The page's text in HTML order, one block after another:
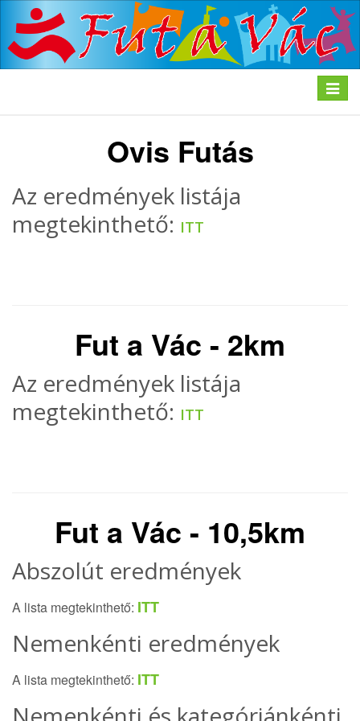
Toggle
Ovis Futás
Az eredmények listája
megtekinthető: ITT
Fut a Vác - 2km
Az eredmények listája
megtekinthető: ITT
Fut a Vác - 10,5km
Abszolút eredmények
A lista megtekinthető: ITT
Nemenkénti eredmények
A lista megtekinthető: ITT